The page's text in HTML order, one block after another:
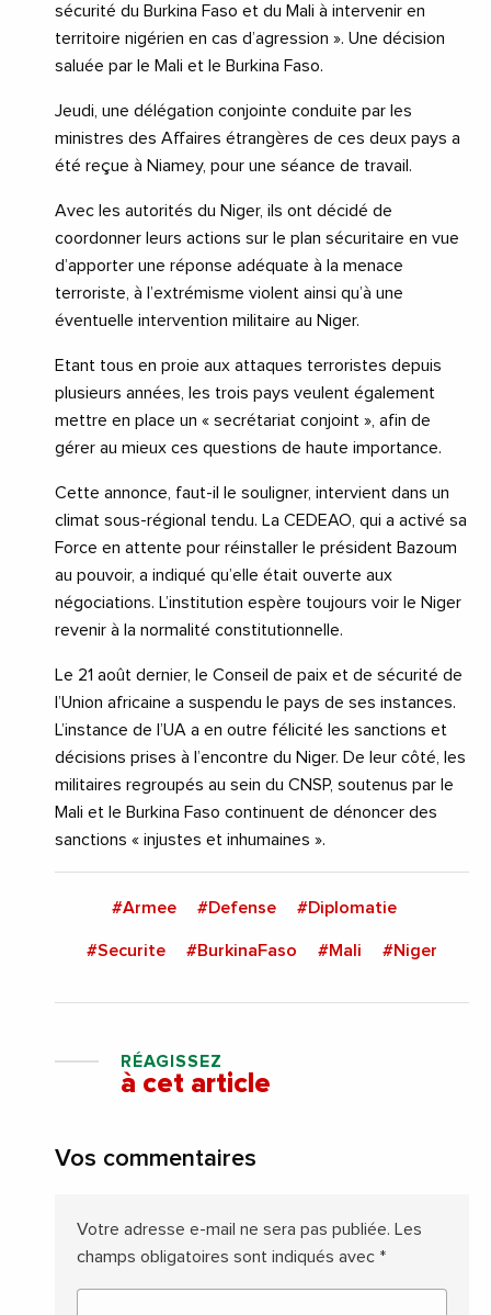
sécurité du Burkina Faso et du Mali à intervenir en
territoire nigérien en cas d’agression ». Une décision
saluée par le Mali et le Burkina Faso.
Jeudi, une délégation conjointe conduite par les
ministres des Affaires étrangères de ces deux pays a
été reçue à Niamey, pour une séance de travail.
Avec les autorités du Niger, ils ont décidé de
coordonner leurs actions sur le plan sécuritaire en vue
d’apporter une réponse adéquate à la menace
terroriste, à l’extrémisme violent ainsi qu’à une
éventuelle intervention militaire au Niger.
Etant tous en proie aux attaques terroristes depuis
plusieurs années, les trois pays veulent également
mettre en place un « secrétariat conjoint », afin de
gérer au mieux ces questions de haute importance.
Cette annonce, faut-il le souligner, intervient dans un
climat sous-régional tendu. La CEDEAO, qui a activé sa
Force en attente pour réinstaller le président Bazoum
au pouvoir, a indiqué qu’elle était ouverte aux
négociations. L’institution espère toujours voir le Niger
revenir à la normalité constitutionnelle.
Le 21 août dernier, le Conseil de paix et de sécurité de
l’Union africaine a suspendu le pays de ses instances.
L’instance de l’UA a en outre félicité les sanctions et
décisions prises à l’encontre du Niger. De leur côté, les
militaires regroupés au sein du CNSP, soutenus par le
Mali et le Burkina Faso continuent de dénoncer des
sanctions « injustes et inhumaines ».
#Armee #Defense #Diplomatie
#Securite #BurkinaFaso #Mali #Niger
RÉAGISSEZ
à cet article
Vos commentaires
Votre adresse e-mail ne sera pas publiée. Les
champs obligatoires sont indiqués avec *